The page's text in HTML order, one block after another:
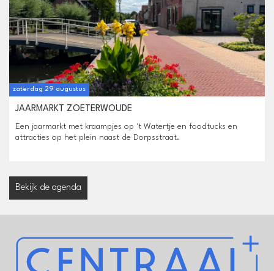
zaterdag 29 augustus
JAARMARKT ZOETERWOUDE
Een jaarmarkt met kraampjes op 't Watertje en foodtucks en
attracties op het plein naast de Dorpsstraat.
Bekijk de agenda